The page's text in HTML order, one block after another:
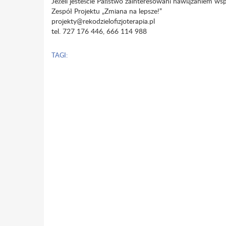
Zespół Projektu „Zmiana na lepsze!”
projekty@rekodzielofizjoterapia.pl
tel. 727 176 446, 666 114 988
TAGI: